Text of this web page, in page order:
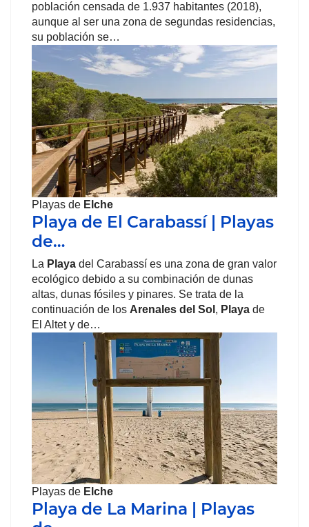
población censada de 1.937 habitantes (2018),
aunque al ser una zona de segundas residencias,
su población se…
Playas de Elche
Playa de El Carabassí | Playas
de…
La Playa del Carabassí es una zona de gran valor
ecológico debido a su combinación de dunas
altas, dunas fósiles y pinares. Se trata de la
continuación de los Arenales del Sol , Playa de
El Altet y de…
Playas de Elche
Playa de La Marina | Playas